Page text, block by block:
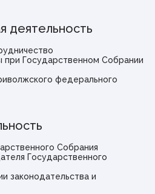
деятельность
при Государственном Собрании
федерального
Собрания
Государственного
законодательства и